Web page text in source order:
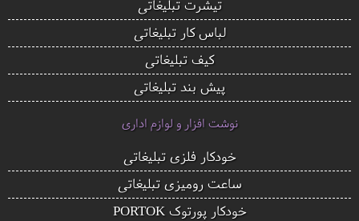
تیشرت تبلیغاتی
لباس کار تبلیغاتی
کیف تبلیغاتی
پیش بند تبلیغاتی
نوشت افزار و لوازم اداری
خودکار فلزی تبلیغاتی
ساعت رومیزی تبلیغاتی
خودکار پورتوک PORTOK